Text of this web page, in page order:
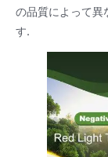
の品質によって異
す.